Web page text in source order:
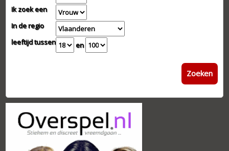
Ik zoek een
In de regio
leeftijd tussen
en
Zoeken